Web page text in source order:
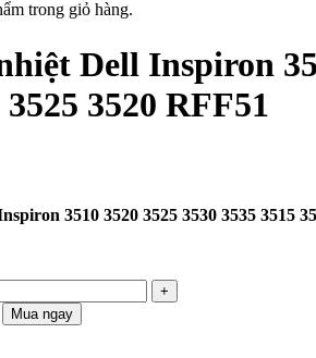
trong giỏ hàng.
Dell Inspiron
3525 3520 RFF51
3510 3520 3525 3530 3535 3515
Mua ngay